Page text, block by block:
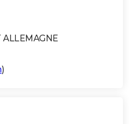
ALLEMAGNE
)